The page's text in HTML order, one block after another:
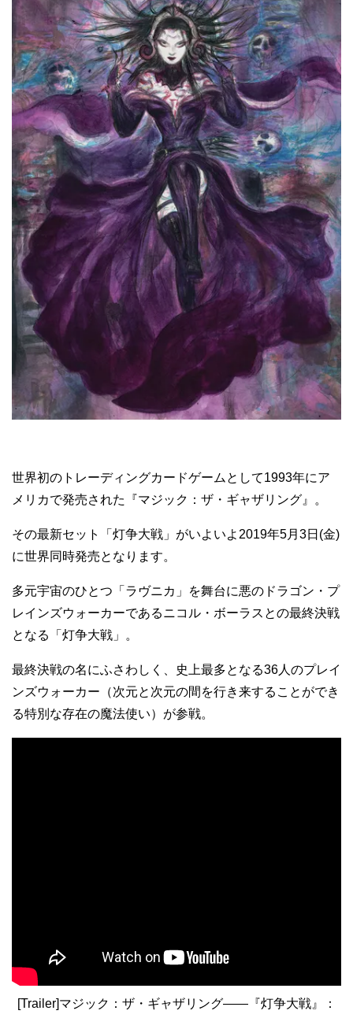
世界初のトレーディングカードゲームとして1993年にア
メリカで発売された『マジック：ザ・ギャザリング』。
その最新セット「灯争大戦」がいよいよ2019年5月3日(金)
に世界同時発売となります。
多元宇宙のひとつ「ラヴニカ」を舞台に悪のドラゴン・プ
レインズウォーカーであるニコル・ボーラスとの最終決戦
となる「灯争大戦」。
最終決戦の名にふさわしく、史上最多となる36人のプレイ
ンズウォーカー（次元と次元の間を行き来することができ
る特別な存在の魔法使い）が参戦。
[Trailer]マジック：ザ・ギャザリング――『灯争大戦』：